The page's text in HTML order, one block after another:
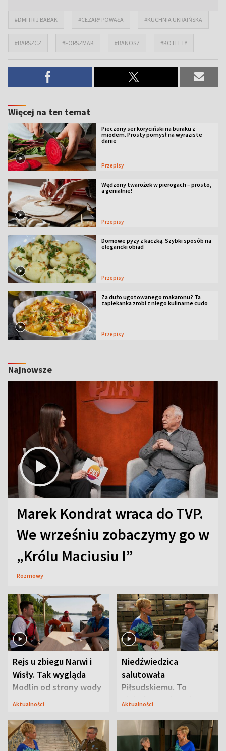
#DMITRIJ BABAK #CEZARY POWAŁA #KUCHNIA UKRAIŃSKA
#BARSZCZ #FORSZMAK #BANOSZ #KOTLETY
Więcej na ten temat
Pieczony ser koryciński na buraku z
miodem. Prosty pomysł na wyraziste
danie
Przepisy
Wędzony twarożek w pierogach – prosto,
a genialnie!
Przepisy
Domowe pyzy z kaczką. Szybki sposób na
elegancki obiad
Przepisy
Za dużo ugotowanego makaronu? Ta
zapiekanka zrobi z niego kulinarne cudo
Przepisy
Najnowsze
Marek Kondrat wraca do TVP.
We wrześniu zobaczymy go w
„Królu Maciusiu I”
Rozmowy
Rejs u zbiegu Narwi i
Wisły. Tak wygląda
Modlin od strony wody
Aktualności
Niedźwiedzica
salutowała
Piłsudskiemu. To
niejedyna tajemnica
Aktualności